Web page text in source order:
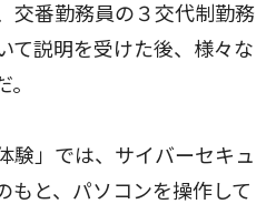
交番勤務員の３交代制勤務
て説明を受けた後、様々な
験」では、サイバーセキュ
もと、パソコンを操作して